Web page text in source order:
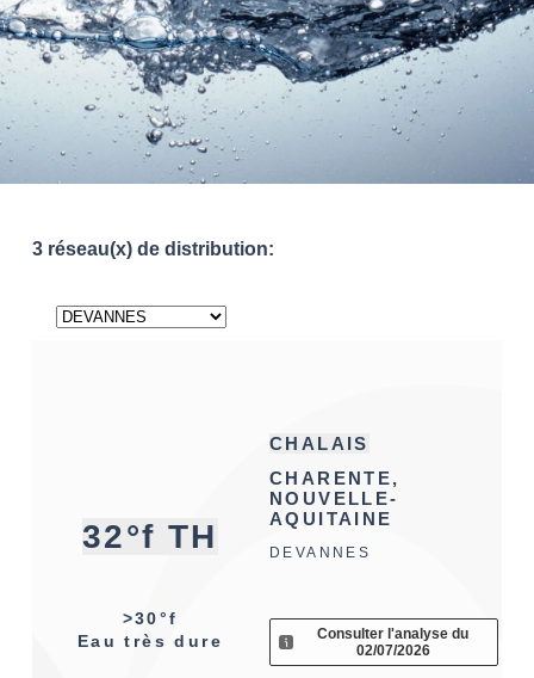
3 réseau(x) de distribution:
32°f TH
>30°f
Eau très dure
CHALAIS
CHARENTE,
NOUVELLE-
AQUITAINE
DEVANNES
Consulter l'analyse du
02/07/2026